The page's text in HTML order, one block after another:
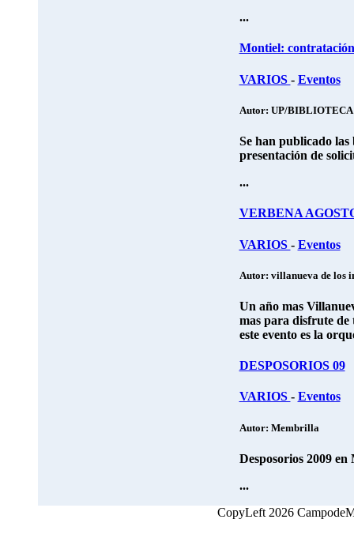
...
Montiel:
VARIOS - Eventos
Autor: UP/
Se han publicado las
presentación de
...
VERBENA
VARIOS - Eventos
Autor: villanueva de los
Un año mas
mas para disfrute de
este evento es la
DESPOSORIOS 09
VARIOS - Eventos
Autor: Membrilla
Desposorios 2009
...
CopyLeft 2026